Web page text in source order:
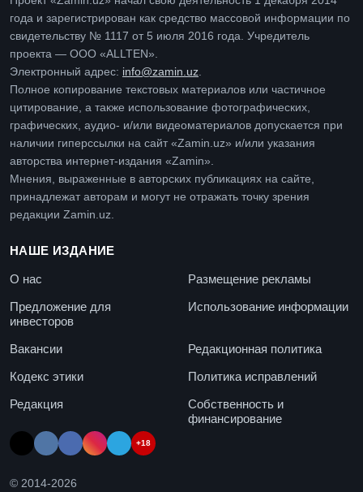
года и зарегистрирован как средство массовой информации по
свидетельству № 1117 от 5 июля 2016 года. Учредитель
проекта — ООО «ALLTEN».
Электронный адрес: info@zamin.uz.
Полное копирование текстовых материалов или частичное
цитирование, а также использование фотографических,
графических, аудио- и/или видеоматериалов допускается при
наличии гиперссылки на сайт «Zamin.uz» и/или указания
авторства интернет-издания «Zamin».
Мнения, выраженные в авторских публикациях на сайте,
принадлежат авторам и могут не отражать точку зрения
редакции Zamin.uz.
НАШЕ ИЗДАНИЕ
О нас
Размещение рекламы
Предложение для
инвесторов
Использование информации
Вакансии
Редакционная политика
Кодекс этики
Политика исправлений
Редакция
Собственность и
финансирование
+18
© 2014-2026